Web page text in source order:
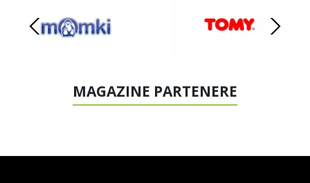
MAGAZINE PARTENERE